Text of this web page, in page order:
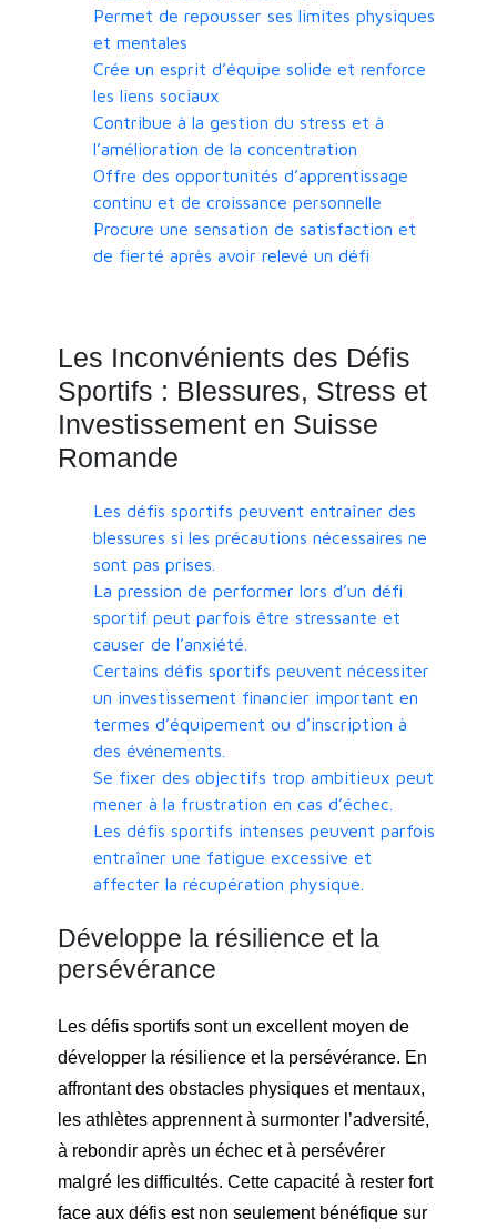
Permet de repousser ses limites physiques
et mentales
Crée un esprit d’équipe solide et renforce
les liens sociaux
Contribue à la gestion du stress et à
l’amélioration de la concentration
Offre des opportunités d’apprentissage
continu et de croissance personnelle
Procure une sensation de satisfaction et
de fierté après avoir relevé un défi
Les Inconvénients des Défis
Sportifs : Blessures, Stress et
Investissement en Suisse
Romande
Les défis sportifs peuvent entraîner des
blessures si les précautions nécessaires ne
sont pas prises.
La pression de performer lors d’un défi
sportif peut parfois être stressante et
causer de l’anxiété.
Certains défis sportifs peuvent nécessiter
un investissement financier important en
termes d’équipement ou d’inscription à
des événements.
Se fixer des objectifs trop ambitieux peut
mener à la frustration en cas d’échec.
Les défis sportifs intenses peuvent parfois
entraîner une fatigue excessive et
affecter la récupération physique.
Développe la résilience et la
persévérance
Les défis sportifs sont un excellent moyen de
développer la résilience et la persévérance. En
affrontant des obstacles physiques et mentaux,
les athlètes apprennent à surmonter l’adversité,
à rebondir après un échec et à persévérer
malgré les difficultés. Cette capacité à rester fort
face aux défis est non seulement bénéfique sur